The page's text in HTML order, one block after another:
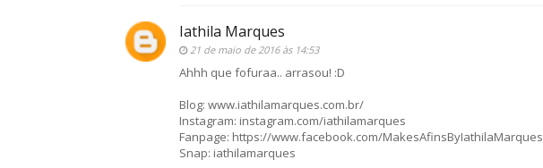
Iathila Marques
21 de maio de 2016 às 14:53
Ahhh que fofuraa.. arrasou! :D
Blog: www.iathilamarques.com.br/
Instagram: instagram.com/iathilamarques
Fanpage: https://www.facebook.com/MakesAfinsByIathilaMarques
Snap: iathilamarques